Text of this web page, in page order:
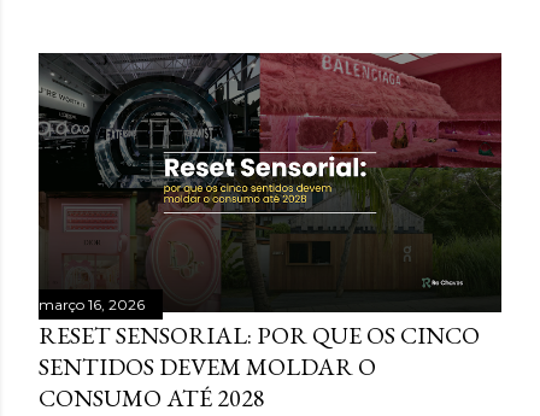
março 16, 2026
RESET SENSORIAL: POR QUE OS CINCO
SENTIDOS DEVEM MOLDAR O
CONSUMO ATÉ 2028